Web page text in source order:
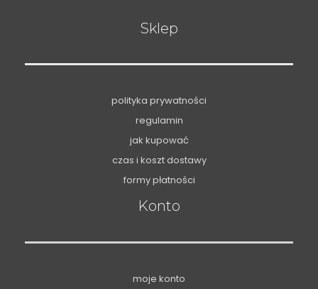
Sklep
polityka prywatności
regulamin
jak kupować
czas i koszt dostawy
formy płatności
Konto
moje konto